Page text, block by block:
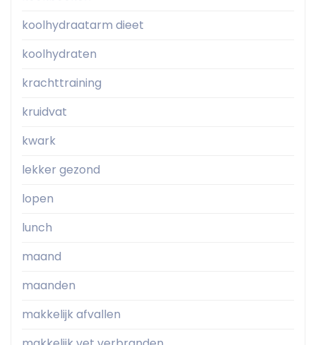
koolhydraatarm dieet
koolhydraten
krachttraining
kruidvat
kwark
lekker gezond
lopen
lunch
maand
maanden
makkelijk afvallen